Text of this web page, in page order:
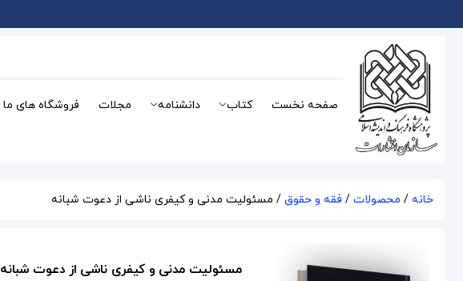
صفحه نخست کتاب دانشنامه مجلات فروشگاه های ما
خانه / محصولات / فقه و حقوق / مسئولیت مدنی و کیفری ناشی از دعوت شبانه
مسئولیت مدنی و کیفری ناشی از دعوت شبانه